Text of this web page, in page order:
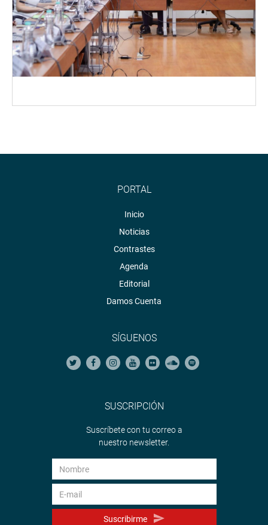
PORTAL
Inicio
Noticias
Contrastes
Agenda
Editorial
Damos Cuenta
SÍGUENOS
SUSCRIPCIÓN
Suscríbete con tu correo a
nuestro newsletter.
Suscribirme